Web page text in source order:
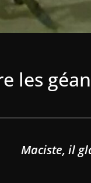
les
Maciste, il